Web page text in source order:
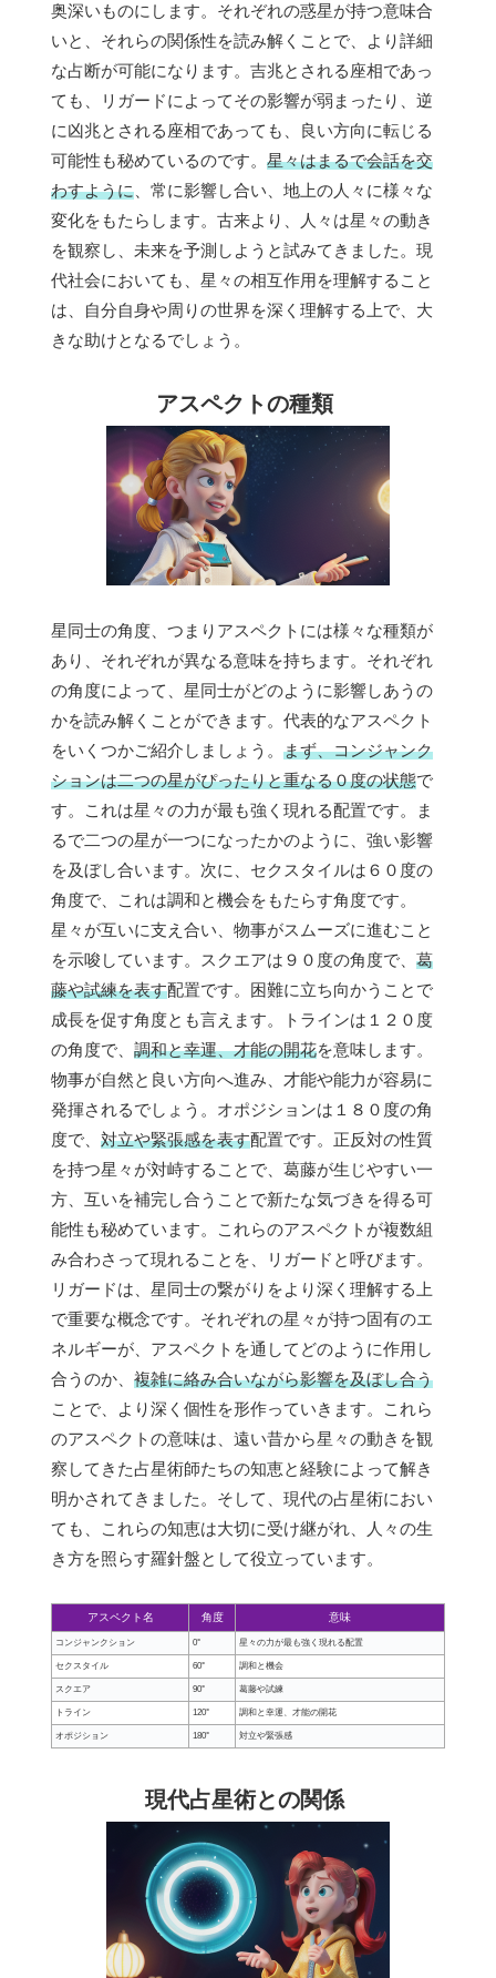
奥深いものにします。それぞれの惑星が持つ意味合
いと、それらの関係性を読み解くことで、より詳細
な占断が可能になります。吉兆とされる座相であっ
ても、リガードによってその影響が弱まったり、逆
に凶兆とされる座相であっても、良い方向に転じる
可能性も秘めているのです。 星々はまるで会話を交
わすように 、常に影響し合い、地上の人々に様々な
変化をもたらします。古来より、人々は星々の動き
を観察し、未来を予測しようと試みてきました。現
代社会においても、星々の相互作用を理解すること
は、自分自身や周りの世界を深く理解する上で、大
きな助けとなるでしょう。
アスペクトの種類
星同士の角度、つまりアスペクトには様々な種類が
あり、それぞれが異なる意味を持ちます。それぞれ
の角度によって、星同士がどのように影響しあうの
かを読み解くことができます。代表的なアスペクト
をいくつかご紹介しましょう。 まず、コンジャンク
ションは二つの星がぴったりと重なる０度の状態で
す。これは星々の力が最も強く現れる配置です。ま
るで二つの星が一つになったかのように、強い影響
を及ぼし合います。次に、セクスタイルは６０度の
角度で、これは調和と機会をもたらす角度です。
星々が互いに支え合い、物事がスムーズに進むこと
を示唆しています。スクエアは９０度の角度で、 葛
藤や試練を表す配置です。困難に立ち向かうことで
成長を促す角度とも言えます。トラインは１２０度
の角度で、 調和と幸運、才能の開花を意味します。
物事が自然と良い方向へ進み、才能や能力が容易に
発揮されるでしょう。オポジションは１８０度の角
度で、 対立や緊張感を表す配置です。正反対の性質
を持つ星々が対峙することで、葛藤が生じやすい一
方、互いを補完し合うことで新たな気づきを得る可
能性も秘めています。これらのアスペクトが複数組
み合わさって現れることを、リガードと呼びます。
リガードは、星同士の繋がりをより深く理解する上
で重要な概念です。それぞれの星々が持つ固有のエ
ネルギーが、アスペクトを通してどのように作用し
合うのか、 複雑に絡み合いながら影響を及ぼし合う
ことで、より深く個性を形作っていきます。これら
のアスペクトの意味は、遠い昔から星々の動きを観
察してきた占星術師たちの知恵と経験によって解き
明かされてきました。そして、現代の占星術におい
ても、これらの知恵は大切に受け継がれ、人々の生
き方を照らす羅針盤として役立っています。
アスペクト名 角度 意味
コンジャンクション 0° 星々の力が最も強く現れる配置
セクスタイル 60° 調和と機会
スクエア 90° 葛藤や試練
トライン 120° 調和と幸運、才能の開花
オポジション 180° 対立や緊張感
現代占星術との関係